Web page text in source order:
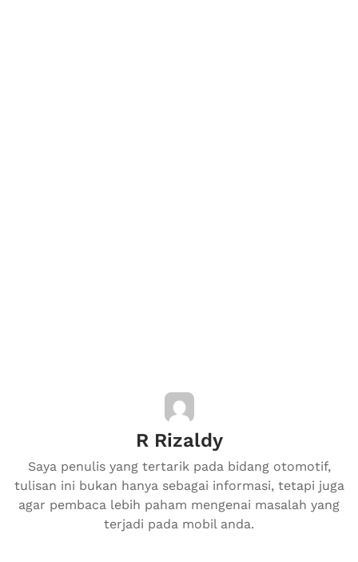
R Rizaldy
Saya penulis yang tertarik pada bidang otomotif,
tulisan ini bukan hanya sebagai informasi, tetapi juga
agar pembaca lebih paham mengenai masalah yang
terjadi pada mobil anda.